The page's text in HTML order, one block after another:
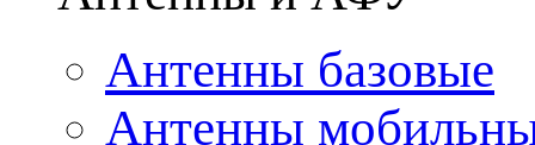
Антенны базовые
Антенны